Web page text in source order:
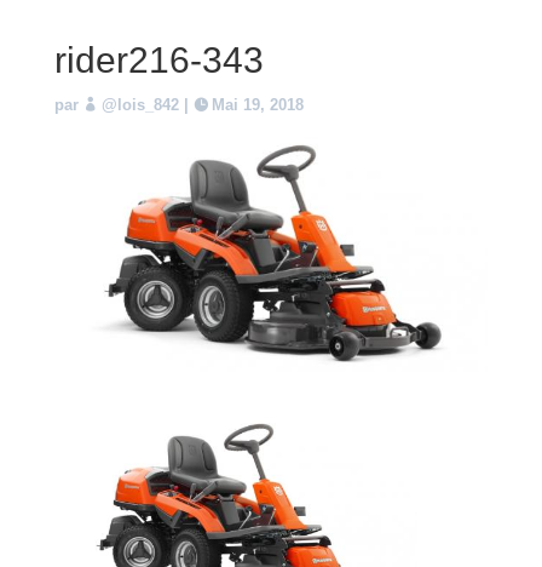
rider216-343
par @lois_842| Mai 19, 2018